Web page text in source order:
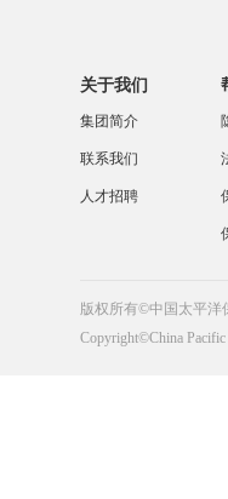
关于我们
集团简介
联系我们
人才招聘
版权所有©中国太平洋
Copyright©China